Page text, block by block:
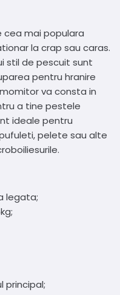
mai populara
la crap sau caras.
stil de pescuit sunt
pentru hranire
va consta in
a tine pestele
ideale pentru
pelete sau alte
legata;
principal;